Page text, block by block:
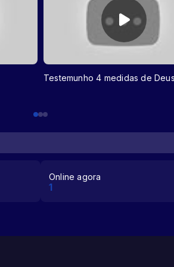
Testemunho 4 medidas de Deus
Online agora
1